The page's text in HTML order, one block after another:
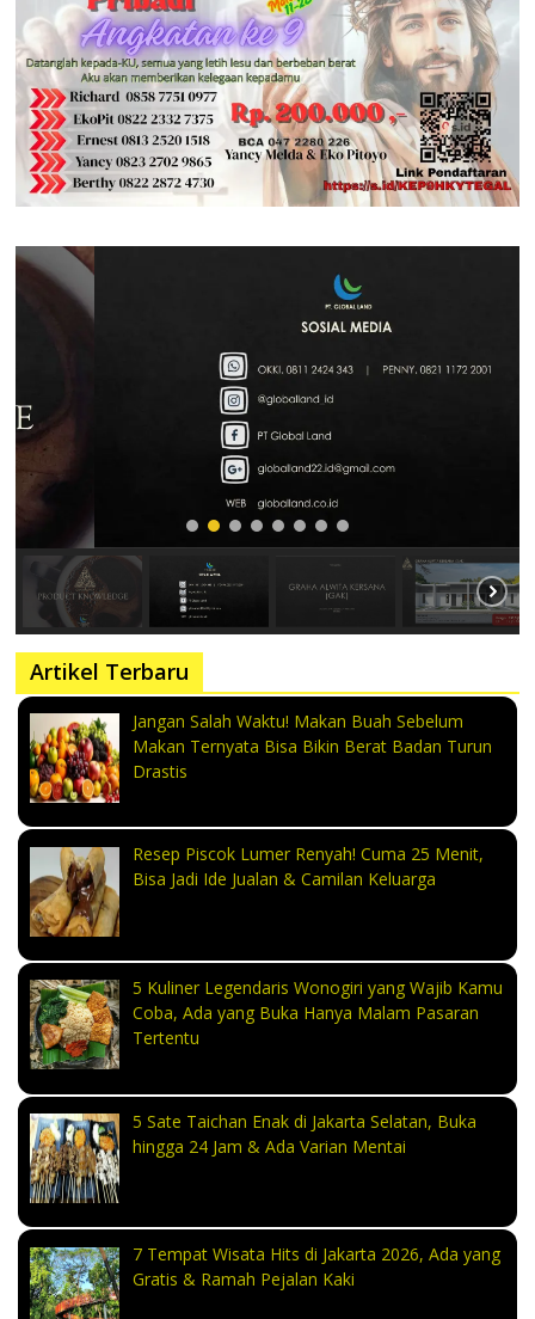
Artikel Terbaru
Jangan Salah Waktu! Makan Buah Sebelum
Makan Ternyata Bisa Bikin Berat Badan Turun
Drastis
Resep Piscok Lumer Renyah! Cuma 25 Menit,
Bisa Jadi Ide Jualan & Camilan Keluarga
5 Kuliner Legendaris Wonogiri yang Wajib Kamu
Coba, Ada yang Buka Hanya Malam Pasaran
Tertentu
5 Sate Taichan Enak di Jakarta Selatan, Buka
hingga 24 Jam & Ada Varian Mentai
7 Tempat Wisata Hits di Jakarta 2026, Ada yang
Gratis & Ramah Pejalan Kaki